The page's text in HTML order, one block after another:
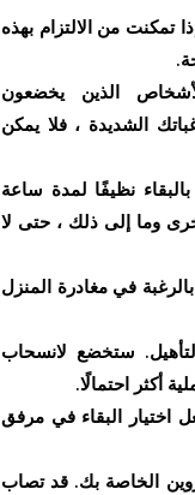
تمكنت من الالتزام بهذه
الذين يخضعون
الشديدة ، فلا يمكن
نظيفًا لمدة ساعة
وما إلى ذلك ، حتى لا
في مغادرة المنزل
ستخضع لانسحاب
أكثر احتمالًا.
اختيار البقاء في مرفق
الخاصة بك. قد تصاب